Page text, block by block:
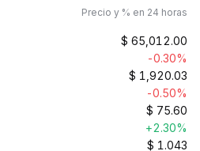
Precio y % en 24 horas
$ 65,012.00
-0.30%
$ 1,920.03
-0.50%
$ 75.60
+2.30%
$ 1.043